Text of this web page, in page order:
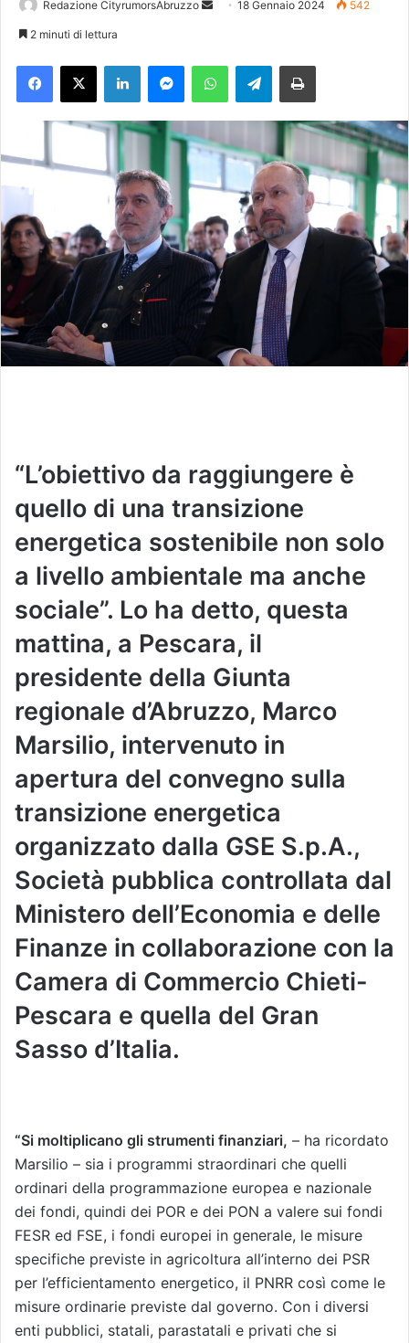
Redazione CityrumorsAbruzzo
a
e
a
i
l
18 Gennaio 2024 542
2 minuti di lettura
Telegram
“L’obiettivo da raggiungere è
quello di una transizione
energetica sostenibile non solo
a livello ambientale ma anche
sociale”. Lo ha detto, questa
mattina, a Pescara, il
presidente della Giunta
regionale d’Abruzzo, Marco
Marsilio, intervenuto in
apertura del convegno sulla
transizione energetica
organizzato dalla GSE S.p.A.,
Società pubblica controllata dal
Ministero dell’Economia e delle
Finanze in collaborazione con la
Camera di Commercio Chieti-
Pescara e quella del Gran
Sasso d’Italia.
“Si moltiplicano gli strumenti finanziari, – ha ricordato
Marsilio – sia i programmi straordinari che quelli
ordinari della programmazione europea e nazionale
dei fondi, quindi dei POR e dei PON a valere sui fondi
FESR ed FSE, i fondi europei in generale, le misure
specifiche previste in agricoltura all’interno dei PSR
per l’efficientamento energetico, il PNRR così come le
misure ordinarie previste dal governo. Con i diversi
enti pubblici, statali, parastatali e privati che si